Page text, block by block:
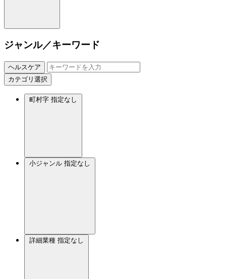
ジャンル／キーワード
ヘルスケア
カテゴリ選択
町村字 指定なし
小ジャンル 指定なし
詳細業種 指定なし